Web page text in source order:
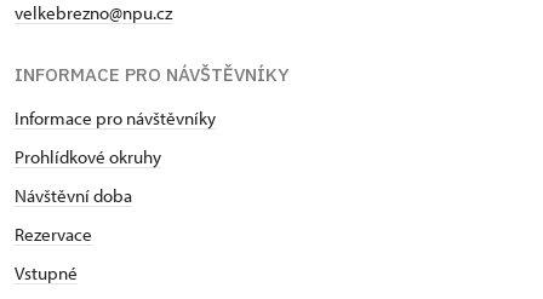
velkebrezno@npu.cz
INFORMACE PRO NÁVŠTĚVNÍKY
Informace pro návštěvníky
Prohlídkové okruhy
Návštěvní doba
Rezervace
Vstupné